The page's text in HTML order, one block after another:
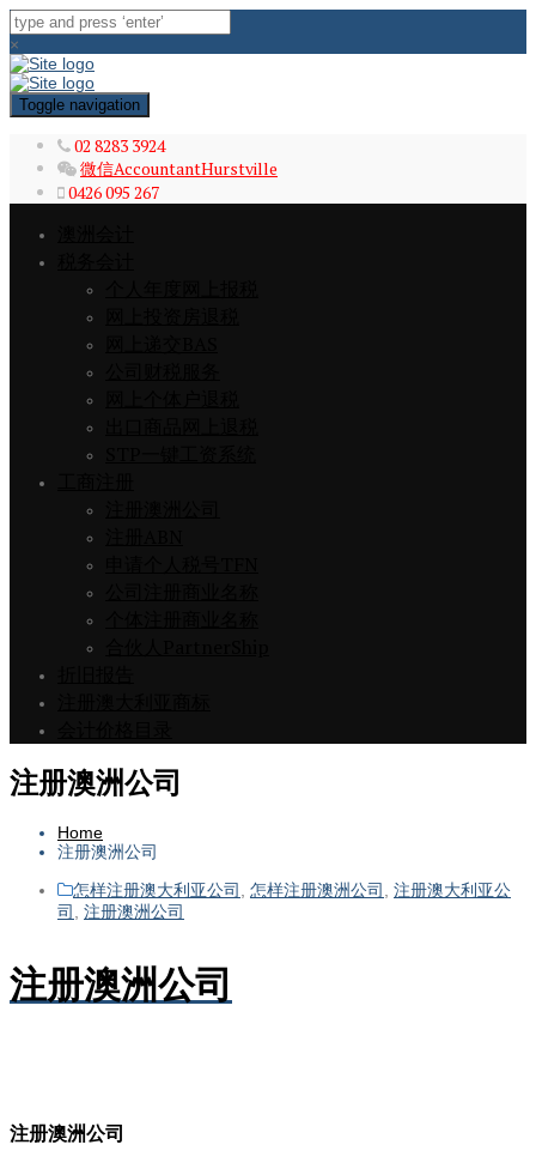
×
Toggle navigation
02 8283 3924
微信AccountantHurstville
0426 095 267
注册澳洲公司
Home
注册澳洲公司
怎样注册澳大利亚公司
怎样注册澳洲公司
注册澳大利亚公
司
注册澳洲公司
注册澳洲公司
注册澳洲公司